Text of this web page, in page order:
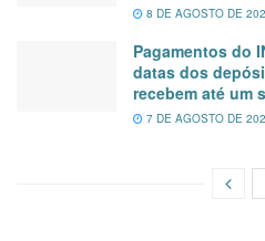
8 DE AGOSTO DE
Pagamentos do
datas dos
recebem até um
7 DE AGOSTO DE